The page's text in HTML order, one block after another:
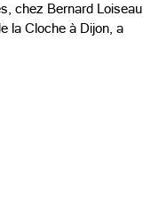
chez Bernard Loiseau
la Cloche à Dijon, a